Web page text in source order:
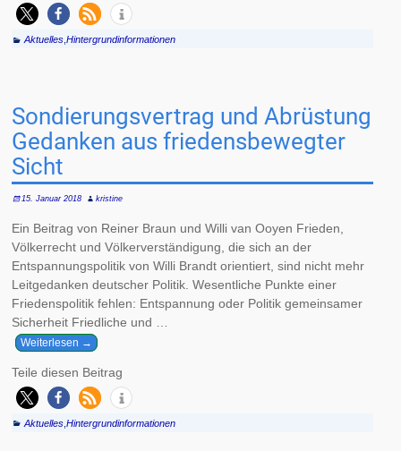
Aktuelles,Hintergrundinformationen
Sondierungsvertrag und Abrüstung
Gedanken aus friedensbewegter
Sicht
15. Januar 2018 kristine
Ein Beitrag von Reiner Braun und Willi van Ooyen Frieden,
Völkerrecht und Völkerverständigung, die sich an der
Entspannungspolitik von Willi Brandt orientiert, sind nicht mehr
Leitgedanken deutscher Politik. Wesentliche Punkte einer
Friedenspolitik fehlen: Entspannung oder Politik gemeinsamer
Sicherheit Friedliche und
Weiterlesen →
Teile diesen Beitrag
Aktuelles, Hintergrundinformationen